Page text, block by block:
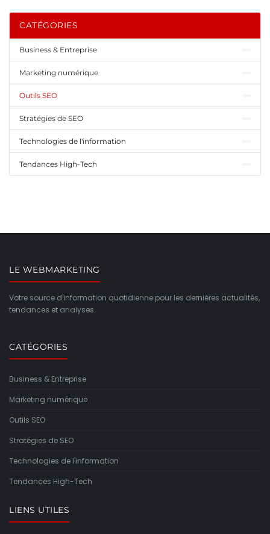
CATÉGORIES
Business & Entreprise
Marketing numérique
Outils SEO
Stratégies de SEO
Technologies de l'information
Tendances High-Tech
LE WEBMARKETING
Votre source d'information quotidienne pour les dernières actualités,
tendances et analyses.
CATÉGORIES
Business & Entreprise
Marketing numérique
Outils SEO
Stratégies de SEO
Technologies de l'information
Tendances High-Tech
LIENS UTILES